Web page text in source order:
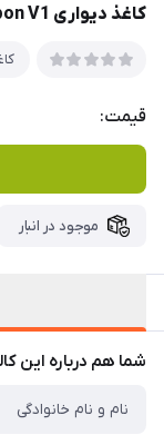
کاغذ دیواری Carbon V1 مدل 10010
قیمت:
موجود در انبار
شما هم درباره این